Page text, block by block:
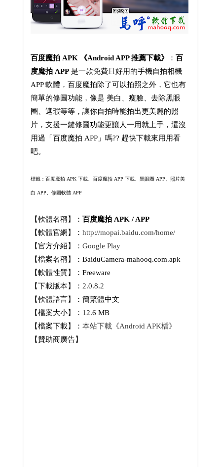
百度魔拍 APK 《Android APP 推薦下載》 ： 百
度魔拍 APP是一款免費且好用的手機自拍相機
APP 軟體，百度魔拍除了可以拍照之外，它也有
簡單的修圖功能，像是 美白、瘦臉、去除黑眼
圈、遮瑕等等，讓你自拍時能拍出更美麗的照
片，支援一鍵修圖功能更讓人一用就上手，還沒
用過「百度魔拍 APP」嗎?? 趕快下載來用用看
吧。
標籤：百度魔拍 APK 下載、百度魔拍 APP 下載、黑眼圈 APP、照片美
白 APP、修圖軟體 APP
【軟體名稱】： 百度魔拍 APK / APP
【軟體官網】： http://mopai.baidu.com/home/
【官方介紹】： Google Play
【檔案名稱】：BaiduCamera-mahooq.com.apk
【軟體性質】：Freeware
【下載版本】：2.0.8.2
【軟體語言】：簡繁體中文
【檔案大小】：12.6 MB
【檔案下載】： 本站下載《Android APK檔》
【贊助商廣告】